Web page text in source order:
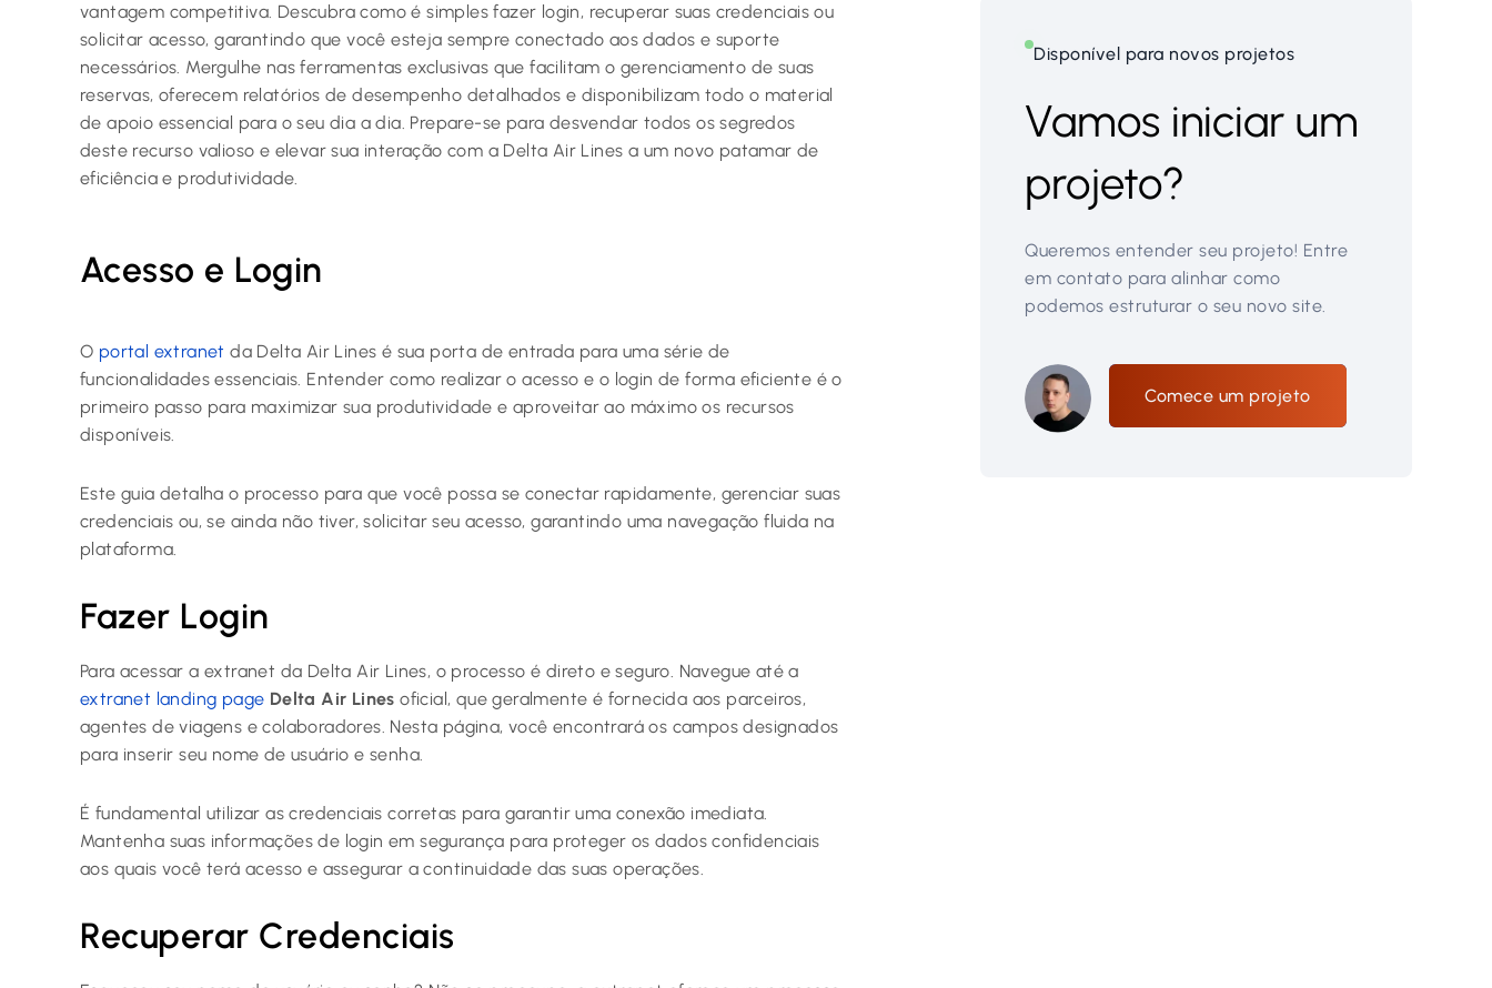
vantagem competitiva. Descubra como é simples fazer login, recuperar suas credenciais ou
solicitar acesso, garantindo que você esteja sempre conectado aos dados e suporte
necessários. Mergulhe nas ferramentas exclusivas que facilitam o gerenciamento de suas
reservas, oferecem relatórios de desempenho detalhados e disponibilizam todo o material
de apoio essencial para o seu dia a dia. Prepare-se para desvendar todos os segredos
deste recurso valioso e elevar sua interação com a Delta Air Lines a um novo patamar de
eficiência e produtividade.
Acesso e Login
O portal extranet da Delta Air Lines é sua porta de entrada para uma série de
funcionalidades essenciais. Entender como realizar o acesso e o login de forma eficiente é o
primeiro passo para maximizar sua produtividade e aproveitar ao máximo os recursos
disponíveis.
Este guia detalha o processo para que você possa se conectar rapidamente, gerenciar suas
credenciais ou, se ainda não tiver, solicitar seu acesso, garantindo uma navegação fluida na
plataforma.
Fazer Login
Para acessar a extranet da Delta Air Lines, o processo é direto e seguro. Navegue até a
extranet landing page Delta Air Lines oficial, que geralmente é fornecida aos parceiros,
agentes de viagens e colaboradores. Nesta página, você encontrará os campos designados
para inserir seu nome de usuário e senha.
É fundamental utilizar as credenciais corretas para garantir uma conexão imediata.
Mantenha suas informações de login em segurança para proteger os dados confidenciais
aos quais você terá acesso e assegurar a continuidade das suas operações.
Recuperar Credenciais
Disponível para novos projetos
Vamos iniciar um
projeto?
Queremos entender seu projeto! Entre
em contato para alinhar como
podemos estruturar o seu novo site.
Comece um projeto